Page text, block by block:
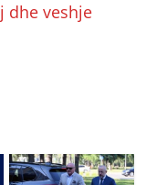
dhe veshje